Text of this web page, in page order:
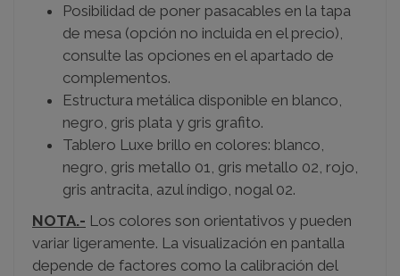
Posibilidad de poner pasacables en la tapa
de mesa (opción no incluida en el precio),
consulte las opciones en el apartado de
complementos.
Estructura metálica disponible en blanco,
negro, gris plata y gris grafito.
Tablero Luxe brillo en colores: blanco,
negro, gris metallo 01, gris metallo 02, rojo,
gris antracita, azul índigo, nogal 02.
NOTA.- Los colores son orientativos y pueden
variar ligeramente. La visualización en pantalla
depende de factores como la calibración del